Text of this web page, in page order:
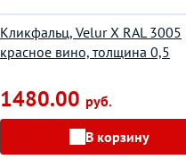
Кликфальц, Velur X RAL 3005
красное вино, толщина 0,5
1480.00 руб.
В корзину